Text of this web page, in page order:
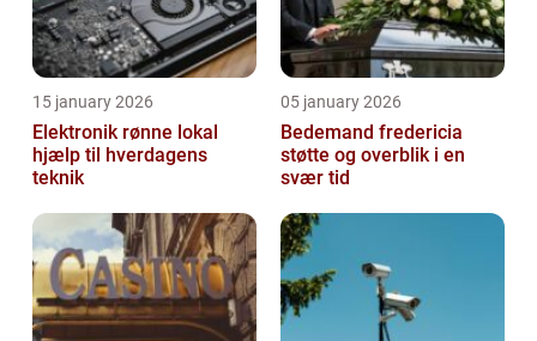
15 january 2026
Elektronik rønne lokal
hjælp til hverdagens
teknik
05 january 2026
Bedemand fredericia
støtte og overblik i en
svær tid